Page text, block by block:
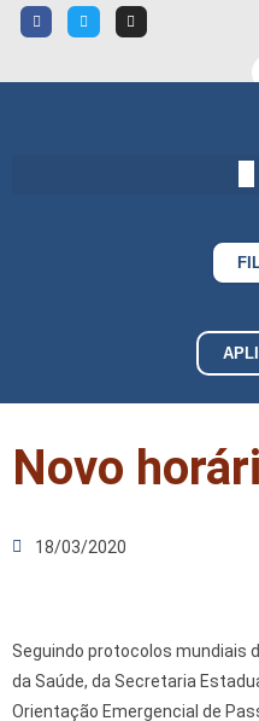
Novo
18/03/2020
Seguindo protocolos mundiais
da Saúde, da Secretaria
Orientação Emergencial de